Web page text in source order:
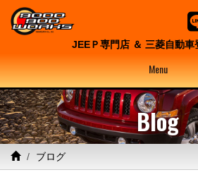
JEEＰ専門店 ＆ 三菱自動車
Menu
Blog
ブログ